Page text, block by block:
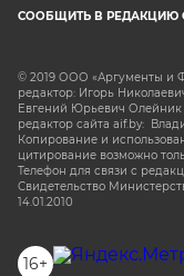
СООБЩИТЬ В РЕДАКЦИЮ
© 2019 ООО «Аргументы и
редактор: Игорь
Евгений Юрьевич
редактор сайта aif.by:
Копирование и
цитирование возможно
Телефон для связи с
Свидетельство
14.01.2010
16+